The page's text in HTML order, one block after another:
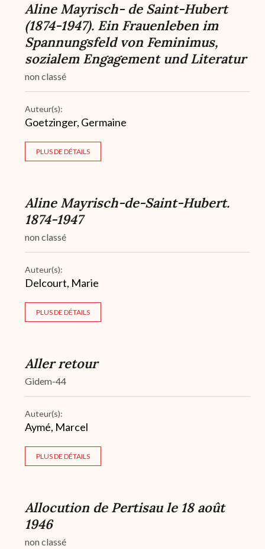
Aline Mayrisch- de Saint-Hubert
(1874-1947). Ein Frauenleben im
Spannungsfeld von Feminimus,
sozialem Engagement und Literatur
non classé
Auteur(s):
Goetzinger, Germaine
PLUS DE DÉTAILS
Aline Mayrisch-de-Saint-Hubert.
1874-1947
non classé
Auteur(s):
Delcourt, Marie
PLUS DE DÉTAILS
Aller retour
Gidem-44
Auteur(s):
Aymé, Marcel
PLUS DE DÉTAILS
Allocution de Pertisau le 18 août
1946
non classé